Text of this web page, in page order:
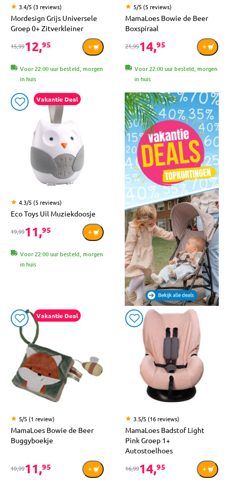
3.4/5 (3 reviews)
Mordesign Grijs Universele
Groep 0+ Zitverkleiner
15,9912,95
Voor 22:00 uur besteld, morgen
in huis
5/5 (5 reviews)
MamaLoes Bowie de Beer
Boxspiraal
21,9914,95
Voor 22:00 uur besteld, morgen
in huis
Vakantie Deal
4.3/5 (5 reviews)
Eco Toys Uil Muziekdoosje
19,9911,95
Voor 22:00 uur besteld, morgen
in huis
Vakantie Deal
5/5 (1 review)
MamaLoes Bowie de Beer
Buggyboekje
19,9911,95
3.5/5 (16 reviews)
MamaLoes Badstof Light
Pink Groep 1+
Autostoelhoes
16,9914,95